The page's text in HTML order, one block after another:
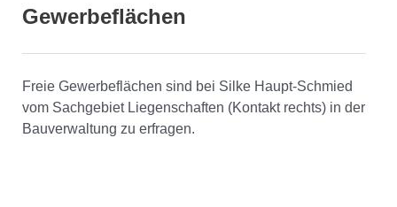
Gewerbeflächen
Freie Gewerbeflächen sind bei Silke Haupt-Schmied
vom Sachgebiet Liegenschaften (Kontakt rechts) in der
Bauverwaltung zu erfragen.